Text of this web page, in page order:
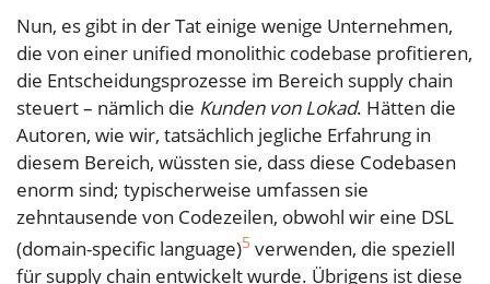
Nun, es gibt in der Tat einige wenige Unternehmen,
die von einer unified monolithic codebase profitieren,
die Entscheidungsprozesse im Bereich supply chain
steuert – nämlich die Kunden von Lokad. Hätten die
Autoren, wie wir, tatsächlich jegliche Erfahrung in
diesem Bereich, wüssten sie, dass diese Codebasen
enorm sind; typischerweise umfassen sie
zehntausende von Codezeilen, obwohl wir eine DSL
(domain-specific language)5 verwenden, die speziell
für supply chain entwickelt wurde. Übrigens ist diese